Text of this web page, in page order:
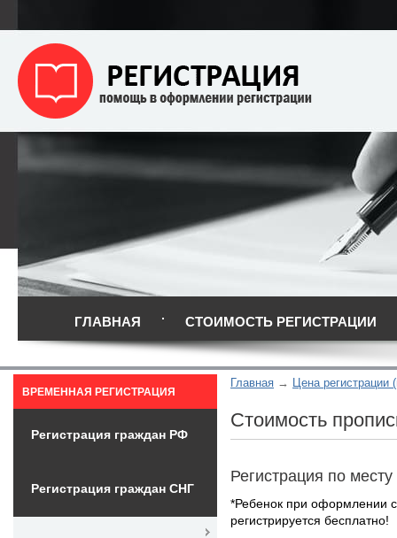
ГЛАВНАЯ СТОИМОСТЬ РЕГИСТРАЦИИ
Главная Цена регистрации
Стоимость
Регистрация по
*Ребенок при оформлении
регистрируется бесплатно!
ВРЕМЕННАЯ РЕГИСТРАЦИЯ
Регистрация граждан РФ
Регистрация граждан СНГ